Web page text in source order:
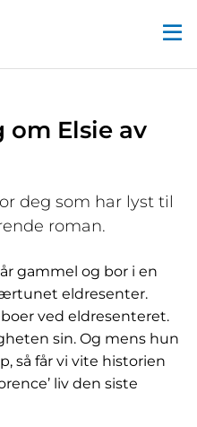
om Elsie av
deg som har lyst til
roman.
gammel og bor i en
eldresenter.
ved eldresenteret.
sin. Og mens hun
så får vi vite historien
liv den siste